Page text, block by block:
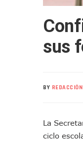
sus
BY REDACCIÓN
La
ciclo